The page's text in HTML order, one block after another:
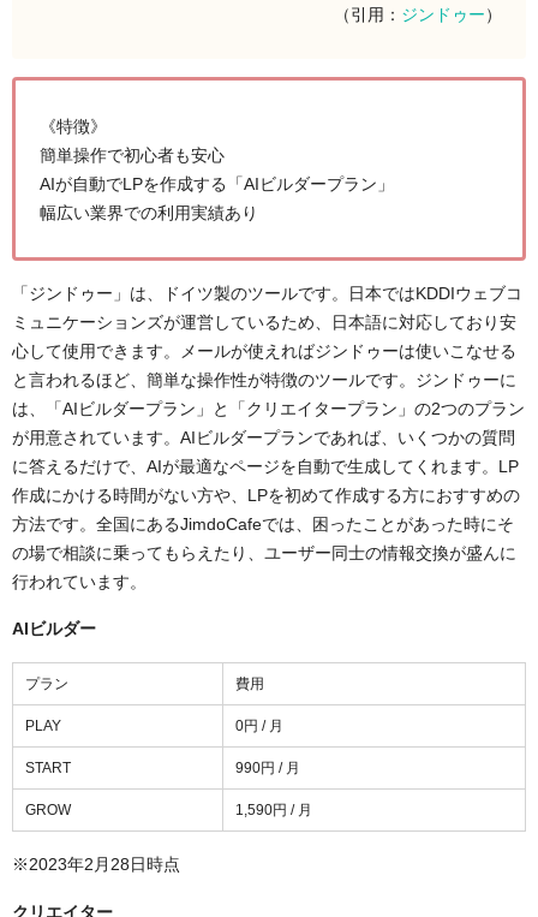
（引用： ジンドゥー）
《特徴》
簡単操作で初心者も安心
AIが自動でLPを作成する「AIビルダープラン」
幅広い業界での利用実績あり
「ジンドゥー」は、ドイツ製のツールです。日本ではKDDIウェブコ
ミュニケーションズが運営しているため、日本語に対応しており安
心して使用できます。メールが使えればジンドゥーは使いこなせる
と言われるほど、簡単な操作性が特徴のツールです。ジンドゥーに
は、「AIビルダープラン」と「クリエイタープラン」の2つのプラン
が用意されています。AIビルダープランであれば、いくつかの質問
に答えるだけで、AIが最適なページを自動で生成してくれます。LP
作成にかける時間がない方や、LPを初めて作成する方におすすめの
方法です。全国にあるJimdoCafeでは、困ったことがあった時にそ
の場で相談に乗ってもらえたり、ユーザー同士の情報交換が盛んに
行われています。
AIビルダー
プラン 費用
PLAY 0円 / 月
START 990円 / 月
GROW 1,590円 / 月
※2023年2月28日時点
クリエイター